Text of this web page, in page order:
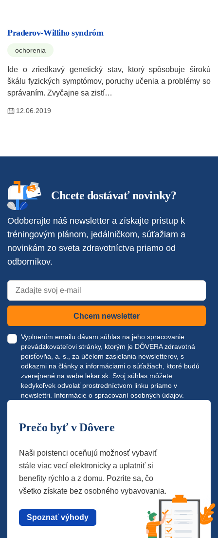
Praderov-Williho syndróm
ochorenia
Ide o zriedkavý genetický stav, ktorý spôsobuje širokú
škálu fyzických symptómov, poruchy učenia a problémy so
správaním. Zvyčajne sa zistí…
12.06.2019
Chcete dostávať novinky?
Odoberajte náš newsletter a získajte prístup k
tréningovým plánom, jedálničkom, súťažiam a
novinkám zo sveta zdravotníctva priamo od
odborníkov.
Chcem newsletter
Vyplnením emailu dávam súhlas na jeho spracovanie
prevádzkovateľovi stránky, ktorým je DÔVERA zdravotná
poisťovňa, a. s., za účelom zasielania newsletterov, s
odkazmi na články a informáciami o súťažiach, ktoré budú
zverejnené na webe lekar.sk . Svoj súhlas môžete
kedykoľvek odvolať prostredníctvom linku priamo v
newslettri. Informácie o spracovaní osobných údajov.
Prečo byť v Dôvere
Naši poistenci oceňujú možnosť vybaviť
stále viac vecí elektronicky a uplatniť si
benefity rýchlo a z domu. Pozrite sa, čo
všetko získate bez osobného vybavovania.
Spoznať výhody